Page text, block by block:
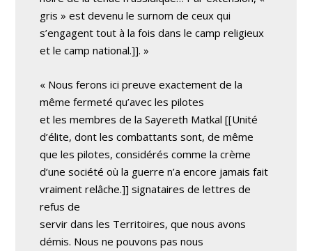
gris » est devenu le surnom de ceux qui
s’engagent tout à la fois dans le camp religieux
et le camp national.]]. »
« Nous ferons ici preuve exactement de la
même fermeté qu’avec les pilotes
et les membres de la Sayereth Matkal [[Unité
d’élite, dont les combattants sont, de même
que les pilotes, considérés comme la crème
d’une société où la guerre n’a encore jamais fait
vraiment relâche.]] signataires de lettres de
refus de
servir dans les Territoires, que nous avons
démis. Nous ne pouvons pas nous